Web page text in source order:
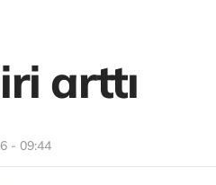
arttı
- 09:44